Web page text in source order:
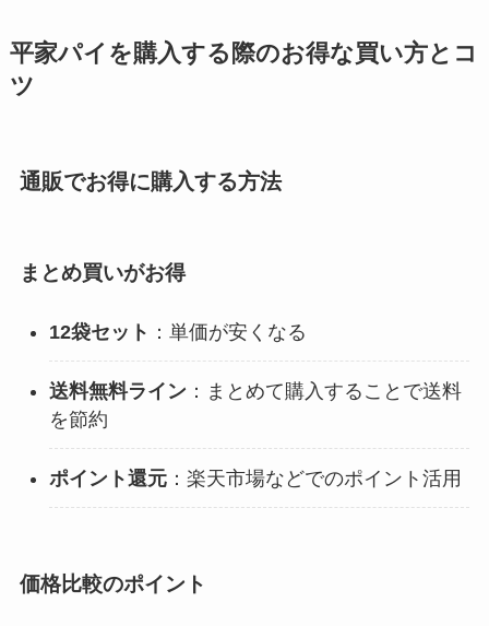
平家パイを購入する際のお得な買い方とコ
ツ
通販でお得に購入する方法
まとめ買いがお得
12袋セット ：単価が安くなる
送料無料ライン：まとめて購入することで送料
を節約
ポイント還元：楽天市場などでのポイント活用
価格比較のポイント